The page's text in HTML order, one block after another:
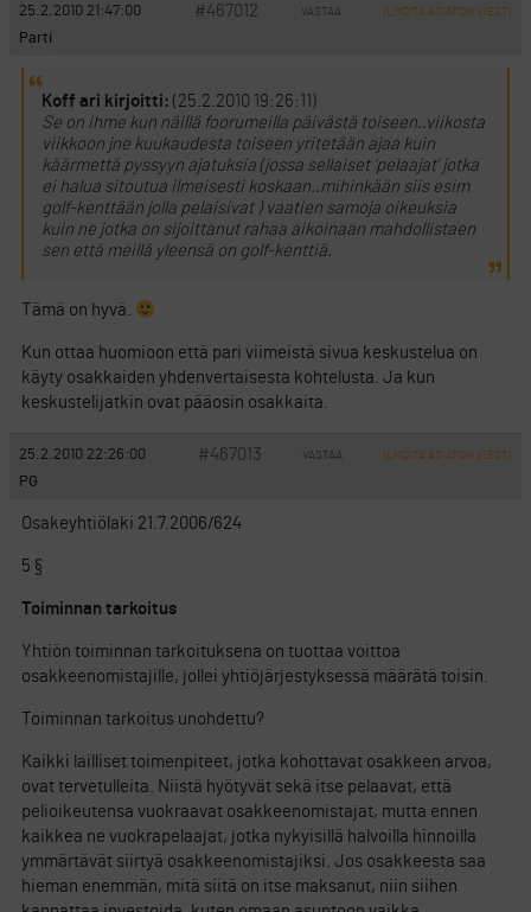
25.2.2010 21:47:00 #467012 VASTAA ILMOITA ASIATON VIESTI
Parti
Koff ari kirjoitti: (25.2.2010 19:26:11)
Se on ihme kun näillä foorumeilla päivästä toiseen..viikosta
viikkoon jne kuukaudesta toiseen yritetään ajaa kuin
käärmettä pyssyyn ajatuksia (jossa sellaiset ’pelaajat’ jotka
ei halua sitoutua ilmeisesti koskaan..mihinkään siis esim
golf-kenttään jolla pelaisivat ) vaatien samoja oikeuksia
kuin ne jotka on sijoittanut rahaa aikoinaan mahdollistaen
sen että meillä yleensä on golf-kenttiä.
Tämä on hyvä.
Kun ottaa huomioon että pari viimeistä sivua keskustelua on
käyty osakkaiden yhdenvertaisesta kohtelusta. Ja kun
keskustelijatkin ovat pääosin osakkaita.
25.2.2010 22:26:00 #467013 VASTAA ILMOITA ASIATON VIESTI
PG
Osakeyhtiölaki 21.7.2006/624
5 §
Toiminnan tarkoitus
Yhtiön toiminnan tarkoituksena on tuottaa voittoa
osakkeenomistajille, jollei yhtiöjärjestyksessä määrätä toisin.
Toiminnan tarkoitus unohdettu?
Kaikki lailliset toimenpiteet, jotka kohottavat osakkeen arvoa,
ovat tervetulleita. Niistä hyötyvät sekä itse pelaavat, että
pelioikeutensa vuokraavat osakkeenomistajat, mutta ennen
kaikkea ne vuokrapelaajat, jotka nykyisillä halvoilla hinnoilla
ymmärtävät siirtyä osakkeenomistajiksi. Jos osakkeesta saa
hieman enemmän, mitä siitä on itse maksanut, niin siihen